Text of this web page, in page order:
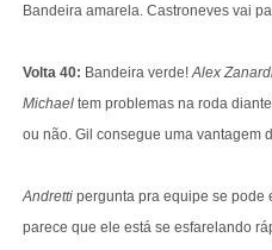
Bandeira amarela. Castroneves vai
Volta 40: Bandeira verde! Alex
Michaeltem problemas na roda
ou não. Gil consegue uma vantagem
Andrettipergunta pra equipe se pode
parece que ele está se esfarelando